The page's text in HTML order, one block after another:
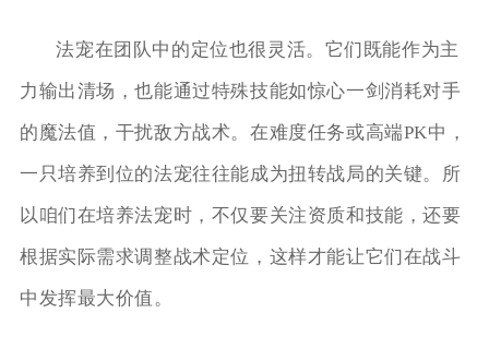
法宠在团队中的定位也很灵活。它们既能作为主
力输出清场，也能通过特殊技能如惊心一剑消耗对手
的魔法值，干扰敌方战术。在难度任务或高端PK中，
一只培养到位的法宠往往能成为扭转战局的关键。所
以咱们在培养法宠时，不仅要关注资质和技能，还要
根据实际需求调整战术定位，这样才能让它们在战斗
中发挥最大价值。